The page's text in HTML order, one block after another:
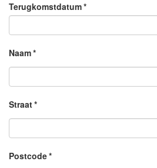
Terugkomstdatum*
Naam*
Straat*
Postcode*